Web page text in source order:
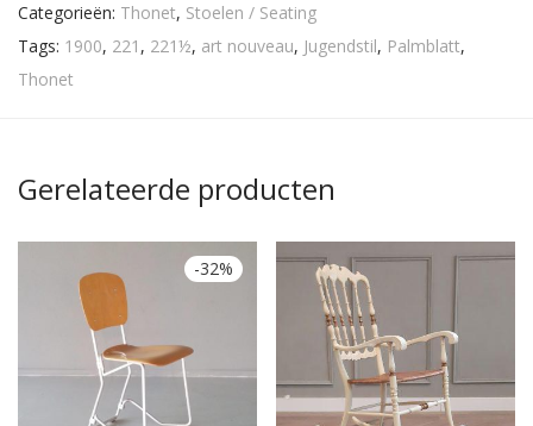
Categorieën: Thonet, Stoelen / Seating
Tags: 1900, 221 , 221½, art nouveau, Jugendstil, Palmblatt,
Thonet
Gerelateerde producten
-32%